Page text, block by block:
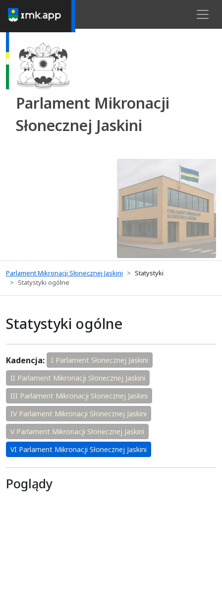
Parlament Mikronacji
Słonecznej Jaskini
Parlament Mikronacji Słonecznej Jaskini
Statystyki
Statystyki ogólne
Statystyki ogólne
Kadencja:
I Parlament Słonecznej Jaskini
II Parlament Mikronacji Słonecznej Jaskini
III Parlament Mikronacji Słonecznej Jaskini
IV Parlament Mikronacji Słonecznej Jaskini
V Parlament Mikronacji Słonecznej Jaskini
VI Parlament Mikronacji Słonecznej Jaskini
Poglądy